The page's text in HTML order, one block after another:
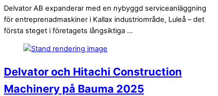
Delvator AB expanderar med en nybyggd serviceanläggning
för entreprenadmaskiner i Kallax industriområde, Luleå – det
första steget i företagets långsiktiga ...
Delvator och Hitachi Construction
Machinery på Bauma 2025